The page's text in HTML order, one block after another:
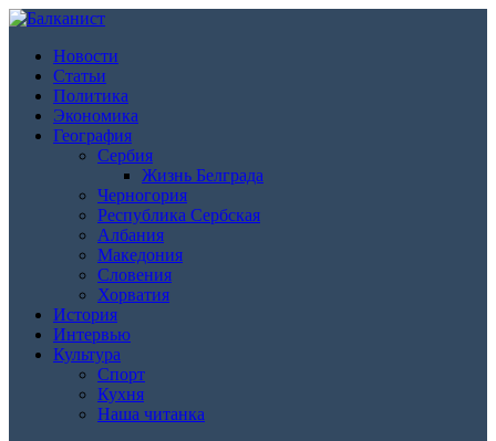
Новости
Статьи
Политика
Экономика
География
Сербия
Жизнь Белграда
Черногория
Республика Сербская
Албания
Македония
Словения
Хорватия
История
Интервью
Культура
Спорт
Кухня
Наша читанка